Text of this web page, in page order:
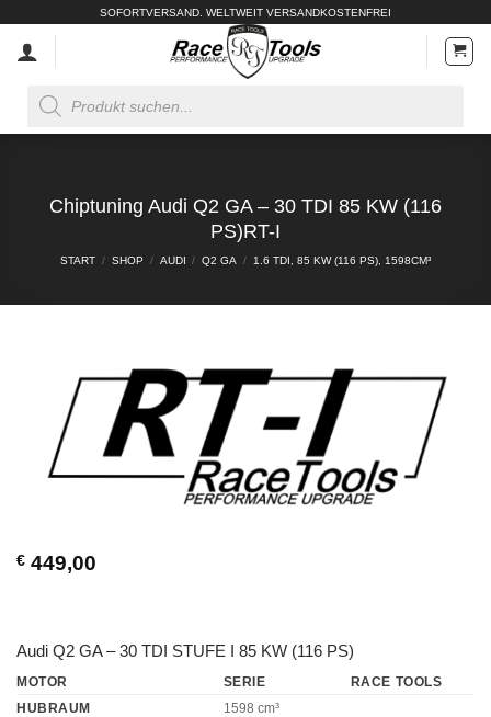
springen
SOFORTVERSAND. WELTWEIT VERSANDKOSTENFREI
search
Chiptuning Audi Q2 GA – 30 TDI 85 KW (116
PS)RT-I
START / SHOP / AUDI / Q2 GA / 1.6 TDI, 85 KW (116 PS), 1598CM³
€ 449,00
Audi Q2 GA – 30 TDI STUFE I 85 KW (116 PS)
MOTOR SERIE
RACE TOOLS
HUBRAUM
1598 cm³